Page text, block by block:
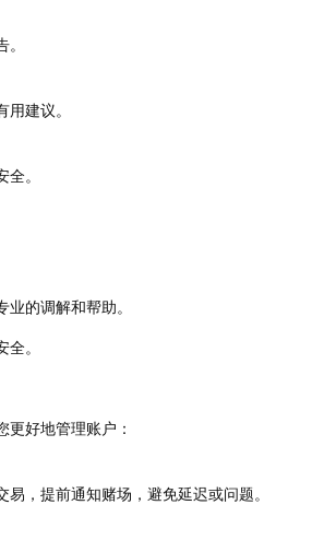
建议。
。
的调解和帮助。
。
好地管理账户：
，提前通知赌场，避免延迟或问题。